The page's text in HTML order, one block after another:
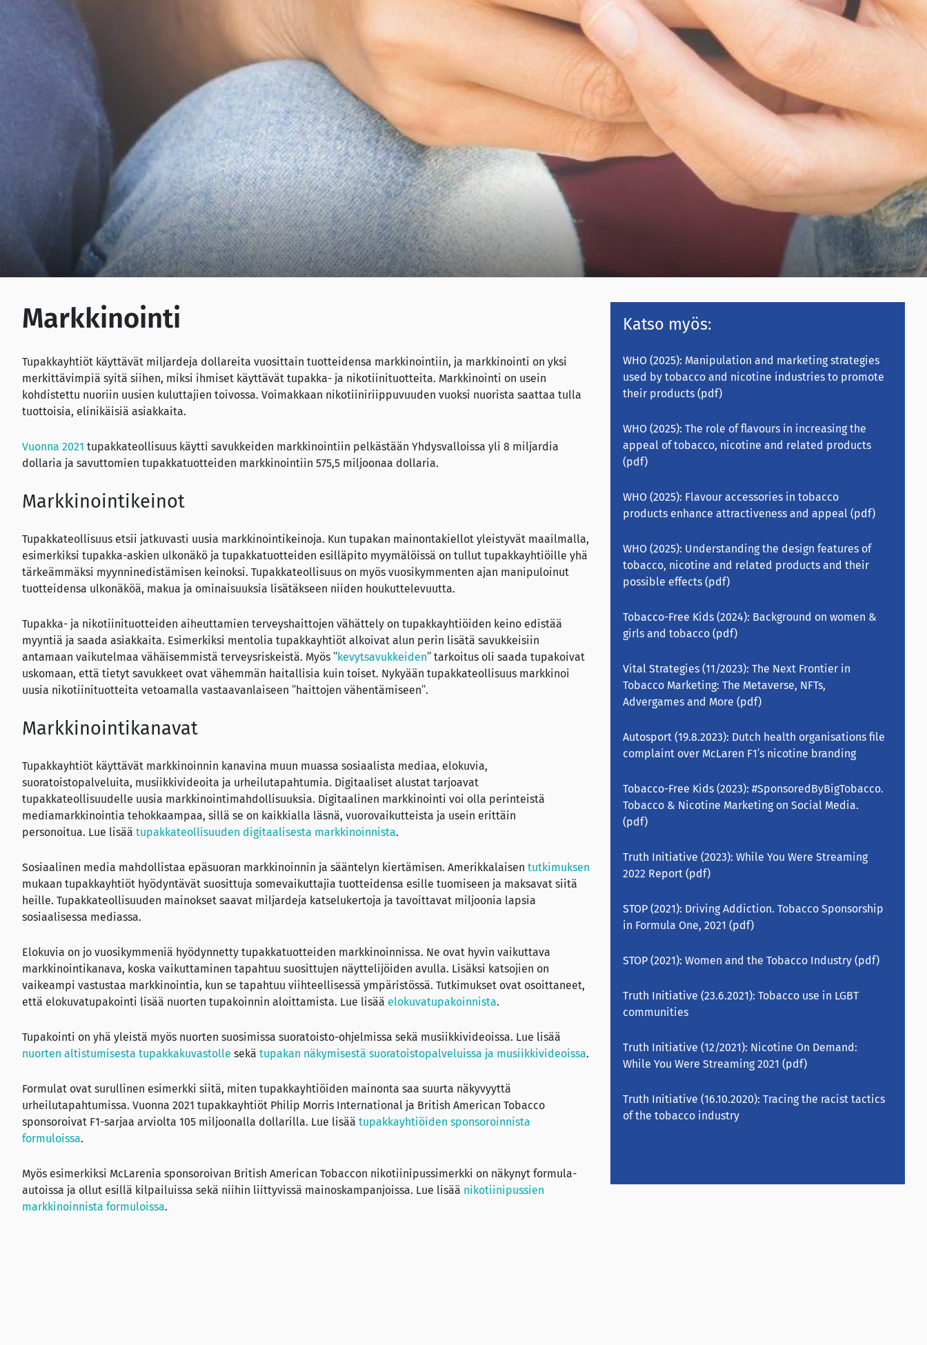
Markkinointi
Tupakkayhtiöt käyttävät miljardeja dollareita vuosittain tuotteidensa markkinointiin, ja markkinointi on yksi
merkittävimpiä syitä siihen, miksi ihmiset käyttävät tupakka- ja nikotiinituotteita. Markkinointi on usein
kohdistettu nuoriin uusien kuluttajien toivossa. Voimakkaan nikotiiniriippuvuuden vuoksi nuorista saattaa tulla
tuottoisia, elinikäisiä asiakkaita.
Vuonna 2021 tupakkateollisuus käytti savukkeiden markkinointiin pelkästään Yhdysvalloissa yli 8 miljardia
dollaria ja savuttomien tupakkatuotteiden markkinointiin 575,5 miljoonaa dollaria.
Markkinointikeinot
Tupakkateollisuus etsii jatkuvasti uusia markkinointikeinoja. Kun tupakan mainontakiellot yleistyvät maailmalla,
esimerkiksi tupakka-askien ulkonäkö ja tupakkatuotteiden esilläpito myymälöissä on tullut tupakkayhtiöille yhä
tärkeämmäksi myynninedistämisen keinoksi. Tupakkateollisuus on myös vuosikymmenten ajan manipuloinut
tuotteidensa ulkonäköä, makua ja ominaisuuksia lisätäkseen niiden houkuttelevuutta.
Tupakka- ja nikotiinituotteiden aiheuttamien terveyshaittojen vähättely on tupakkayhtiöiden keino edistää
myyntiä ja saada asiakkaita. Esimerkiksi mentolia tupakkayhtiöt alkoivat alun perin lisätä savukkeisiin
antamaan vaikutelmaa vähäisemmistä terveysriskeistä. Myös ”kevytsavukkeiden” tarkoitus oli saada tupakoivat
uskomaan, että tietyt savukkeet ovat vähemmän haitallisia kuin toiset. Nykyään tupakkateollisuus markkinoi
uusia nikotiinituotteita vetoamalla vastaavanlaiseen ”haittojen vähentämiseen”.
Markkinointikanavat
Tupakkayhtiöt käyttävät markkinoinnin kanavina muun muassa sosiaalista mediaa, elokuvia,
suoratoistopalveluita, musiikkivideoita ja urheilutapahtumia. Digitaaliset alustat tarjoavat
tupakkateollisuudelle uusia markkinointimahdollisuuksia. Digitaalinen markkinointi voi olla perinteistä
mediamarkkinointia tehokkaampaa, sillä se on kaikkialla läsnä, vuorovaikutteista ja usein erittäin
personoitua. Lue lisää tupakkateollisuuden digitaalisesta markkinoinnista.
Sosiaalinen media mahdollistaa epäsuoran markkinoinnin ja sääntelyn kiertämisen. Amerikkalaisen tutkimuksen
mukaan tupakkayhtiöt hyödyntävät suosittuja somevaikuttajia tuotteidensa esille tuomiseen ja maksavat siitä
heille. Tupakkateollisuuden mainokset saavat miljardeja katselukertoja ja tavoittavat miljoonia lapsia
sosiaalisessa mediassa.
Elokuvia on jo vuosikymmeniä hyödynnetty tupakkatuotteiden markkinoinnissa. Ne ovat hyvin vaikuttava
markkinointikanava, koska vaikuttaminen tapahtuu suosittujen näyttelijöiden avulla. Lisäksi katsojien on
vaikeampi vastustaa markkinointia, kun se tapahtuu viihteellisessä ympäristössä. Tutkimukset ovat osoittaneet,
että elokuvatupakointi lisää nuorten tupakoinnin aloittamista. Lue lisää elokuvatupakoinnista.
Tupakointi on yhä yleistä myös nuorten suosimissa suoratoisto-ohjelmissa sekä musiikkivideoissa. Lue lisää
nuorten altistumisesta tupakkakuvastolle sekä tupakan näkymisestä suoratoistopalveluissa ja musiikkivideoissa.
Formulat ovat surullinen esimerkki siitä, miten tupakkayhtiöiden mainonta saa suurta näkyvyyttä
urheilutapahtumissa. Vuonna 2021 tupakkayhtiöt Philip Morris International ja British American Tobacco
sponsoroivat F1-sarjaa arviolta 105 miljoonalla dollarilla. Lue lisää tupakkayhtiöiden sponsoroinnista
formuloissa.
Myös esimerkiksi McLarenia sponsoroivan British American Tobaccon nikotiinipussimerkki on näkynyt formula-
autoissa ja ollut esillä kilpailuissa sekä niihin liittyvissä mainoskampanjoissa. Lue lisää nikotiinipussien
markkinoinnista formuloissa.
Katso myös:
WHO (2025): Manipulation and marketing strategies
used by tobacco and nicotine industries to promote
their products (pdf)
WHO (2025):The role of flavours in increasing the
appeal of tobacco, nicotine and related products
(pdf)
WHO (2025): Flavour accessories in tobacco
products enhance attractiveness and appeal (pdf)
WHO (2025): Understanding the design features of
tobacco, nicotine and related products and their
possible effects (pdf)
Tobacco-Free Kids (2024): Background on women &
girls and tobacco (pdf)
Vital Strategies (11/2023):The Next Frontier in
Tobacco Marketing: The Metaverse, NFTs,
Advergames and More (pdf)
Autosport (19.8.2023): Dutch health organisations file
complaint over McLaren F1’s nicotine branding
Tobacco-Free Kids (2023):#SponsoredByBigTobacco.
Tobacco & Nicotine Marketing on Social Media.
(pdf)
Truth Initiative (2023):While You Were Streaming
2022 Report (pdf)
STOP (2021): Driving Addiction. Tobacco Sponsorship
in Formula One, 2021 (pdf)
STOP (2021):Women and the Tobacco Industry (pdf)
Truth Initiative (23.6.2021):Tobacco use in LGBT
communities
Truth Initiative (12/2021): Nicotine On Demand:
While You Were Streaming 2021 (pdf)
Truth Initiative (16.10.2020):Tracing the racist tactics
of the tobacco industry